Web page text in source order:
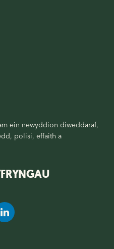
ein newyddion diweddaraf,
polisi, effaith a